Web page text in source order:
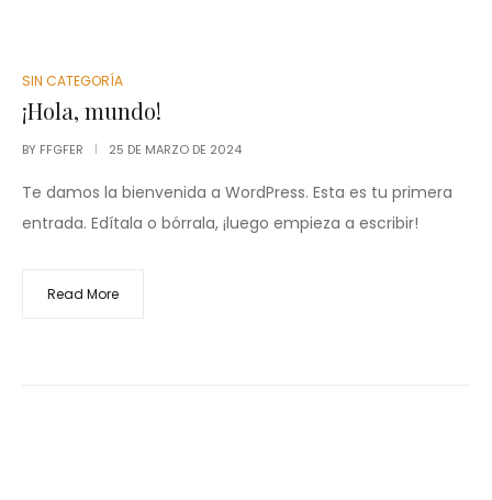
SIN CATEGORÍA
¡Hola, mundo!
BY FFGFER 25 DE MARZO DE 2024
Te damos la bienvenida a WordPress. Esta es tu primera
entrada. Edítala o bórrala, ¡luego empieza a escribir!
Read More